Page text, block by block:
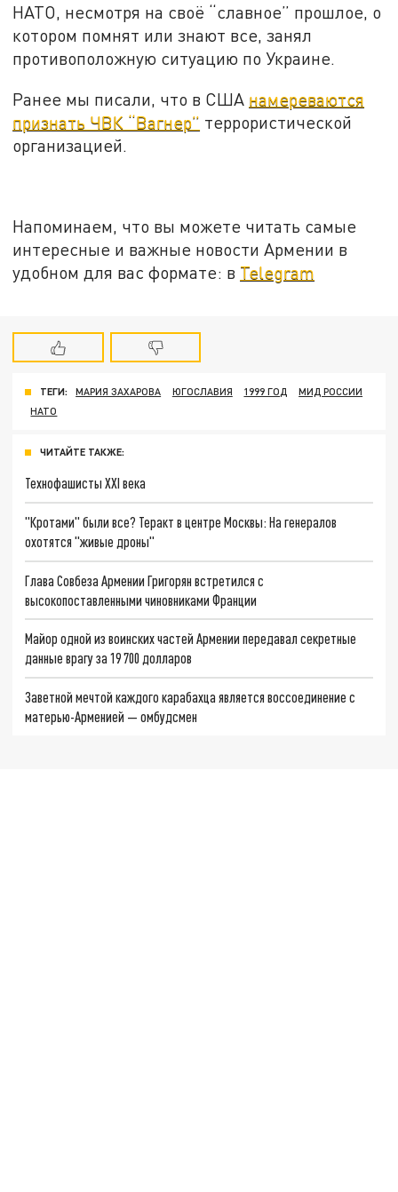
НАТО, несмотря на своё “славное” прошлое, о
котором помнят или знают все, занял
противоположную ситуацию по Украине.
Ранее мы писали, что в США намереваются
признать ЧВК “Вагнер” террористической
организацией.
Напоминаем, что вы можете читать самые
интересные и важные новости Армении в
удобном для вас формате: в Telegram
ТЕГИ: МАРИЯ ЗАХАРОВА ЮГОСЛАВИЯ 1999 ГОД
МИД РОССИИ
НАТО
ЧИТАЙТЕ ТАКЖЕ:
Технофашисты XXI века
"Кротами" были все? Теракт в центре Москвы: На генералов
охотятся "живые дроны"
Глава Совбеза Армении Григорян встретился с
высокопоставленными чиновниками Франции
Майор одной из воинских частей Армении передавал секретные
данные врагу за 19 700 долларов
Заветной мечтой каждого карабахца является воссоединение с
матерью-Арменией — омбудсмен